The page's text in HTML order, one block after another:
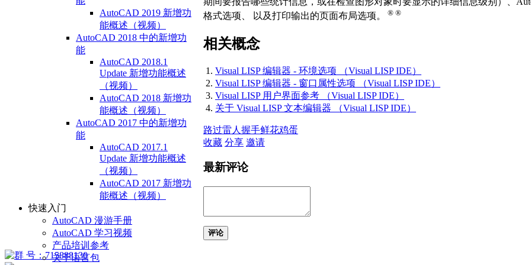
AutoCAD 2019 新增功
能概述（视频）
AutoCAD 2018 中的新增功
能
AutoCAD 2018.1
Update 新增功能概述
（视频）
AutoCAD 2018 新增功
能概述（视频）
AutoCAD 2017 中的新增功
能
AutoCAD 2017.1
Update 新增功能概述
（视频）
AutoCAD 2017 新增功
能概述（视频）
快速入门
AutoCAD 漫游手册
AutoCAD 学习视频
产品培训参考
关于语言包
格式选项、 以及打印输出的页面布局选项。
® ®
相关概念
Visual LISP 编辑器 - 环境选项 （Visual LISP IDE）
Visual LISP 编辑器 - 窗口属性选项 （Visual LISP IDE）
Visual LISP 用户界面参考 （Visual LISP IDE）
关于 Visual LISP 文本编辑器 （Visual LISP IDE）
路过雷人 握手鲜花鸡蛋
收藏 分享 邀请
最新评论
评论